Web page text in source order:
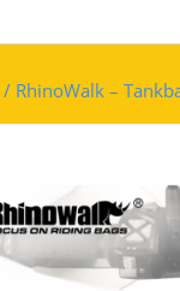
/ RhinoWalk –